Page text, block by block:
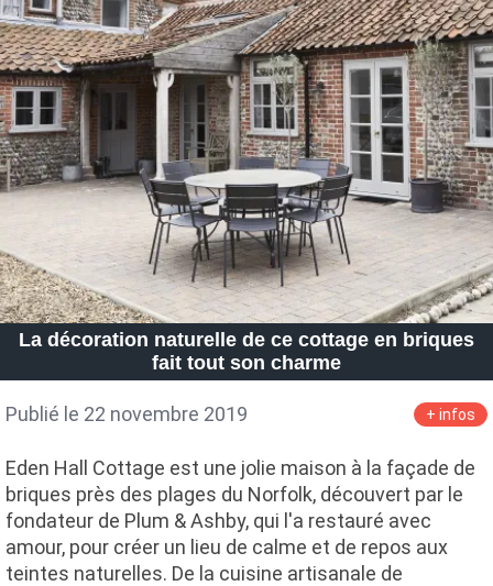
La décoration naturelle de ce cottage en briques
fait tout son charme
Publié le 22 novembre 2019 + infos
Eden Hall Cottage est une jolie maison à la façade de
briques près des plages du Norfolk, découvert par le
fondateur de Plum & Ashby, qui l'a restauré avec
amour, pour créer un lieu de calme et de repos aux
teintes naturelles. De la cuisine artisanale de